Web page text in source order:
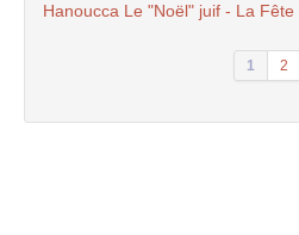
Hanoucca Le "Noël" juif - La
1 2